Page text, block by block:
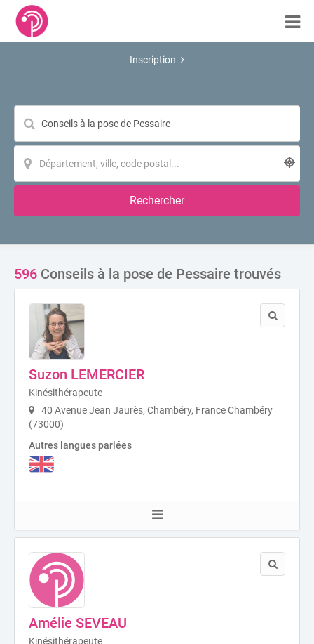
Inscription
Rechercher
596 Conseils à la pose de Pessaire trouvés
Suzon LEMERCIER
Kinésithérapeute
40 Avenue Jean Jaurès, Chambéry, France Chambéry
(73000)
Autres langues parlées
Amélie SEVEAU
Kinésithérapeute